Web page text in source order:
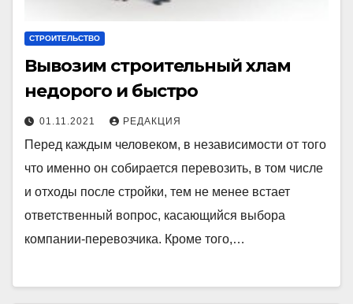
СТРОИТЕЛЬСТВО
Вывозим строительный хлам
недорого и быстро
01.11.2021 РЕДАКЦИЯ
Перед каждым человеком, в независимости от того
что именно он собирается перевозить, в том числе
и отходы после стройки, тем не менее встает
ответственный вопрос, касающийся выбора
компании-перевозчика. Кроме того,…